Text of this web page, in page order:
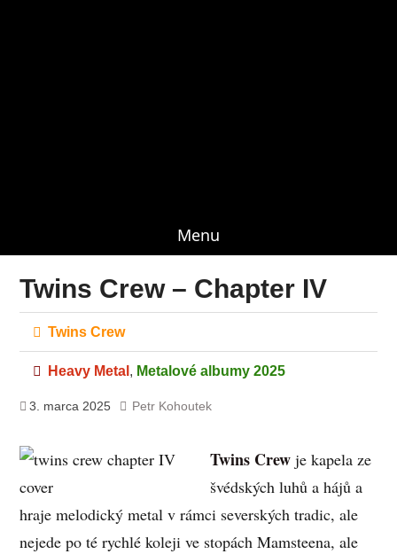
Menu
Twins Crew – Chapter IV
Twins Crew
Heavy Metal , Metalové albumy 2025
3. marca 2025 Petr Kohoutek
Twins Crewje kapela ze
švédských luhů a hájů a
hraje melodický metal v rámci severských tradic, ale
nejede po té rychlé koleji ve stopách Mamsteena, ale